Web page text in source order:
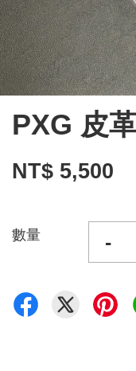
PXG 皮
NT$ 5,500
數量 -